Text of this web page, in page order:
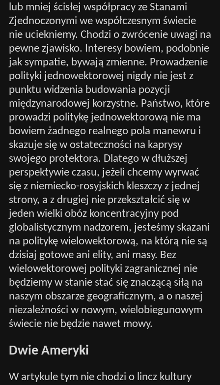
lub mniej ścisłej współpracy ze Stanami
Zjednoczonymi we współczesnym świecie
nie uciekniemy. Chodzi o zwrócenie uwagi na
pewne zjawisko. Interesy bowiem, podobnie
jak sympatie, bywają zmienne. Prowadzenie
polityki jednowektorowej nigdy nie jest z
punktu widzenia budowania pozycji
międzynarodowej korzystne. Państwo, które
prowadzi politykę jednowektorową nie ma
bowiem żadnego realnego pola manewru i
skazuje się w ostateczności na kaprysy
swojego protektora. Dlatego w dłuższej
perspektywie czasu, jeżeli chcemy wyrwać
się z niemiecko-rosyjskich kleszczy z jednej
strony, a z drugiej nie przekształcić się w
jeden wielki obóz koncentracyjny pod
globalistycznym nadzorem, jesteśmy skazani
na politykę wielowektorową, na którą nie są
dzisiaj gotowe ani elity, ani masy. Bez
wielowektorowej polityki zagranicznej nie
będziemy w stanie stać się znaczącą siłą na
naszym obszarze geograficznym, a o naszej
niezależności w nowym, wielobiegunowym
świecie nie będzie nawet mowy.
Dwie Ameryki
W artykule tym nie chodzi o lincz kultury